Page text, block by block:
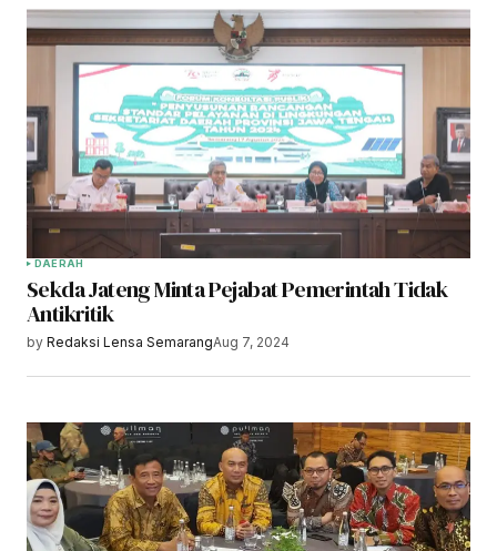
DAERAH
Sekda Jateng Minta Pejabat Pemerintah Tidak
Antikritik
by Redaksi Lensa SemarangAug 7, 2024